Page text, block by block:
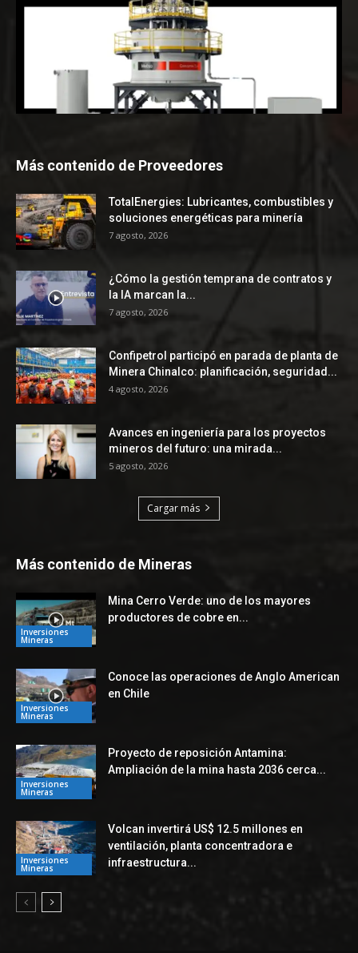
Más contenido de Proveedores
TotalEnergies: Lubricantes, combustibles y
soluciones energéticas para minería
7 agosto, 2026
¿Cómo la gestión temprana de contratos y
la IA marcan la...
7 agosto, 2026
Confipetrol participó en parada de planta de
Minera Chinalco: planificación, seguridad...
4 agosto, 2026
Avances en ingeniería para los proyectos
mineros del futuro: una mirada...
5 agosto, 2026
Cargar más
Más contenido de Mineras
Inversiones
Mineras
Mina Cerro Verde: uno de los mayores
productores de cobre en...
Inversiones
Mineras
Conoce las operaciones de Anglo American
en Chile
Inversiones
Mineras
Proyecto de reposición Antamina:
Ampliación de la mina hasta 2036 cerca...
Inversiones
Mineras
Volcan invertirá US$ 12.5 millones en
ventilación, planta concentradora e
infraestructura...